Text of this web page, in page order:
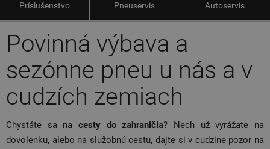
Príslušenstvo Pneuservis Autoservis
Povinná výbava a
sezónne pneu u nás a v
cudzích zemiach
Chystáte sa na cesty do zahraničia? Nech už vyrážate na
dovolenku, alebo na služobnú cestu, dajte si v cudzine pozor na